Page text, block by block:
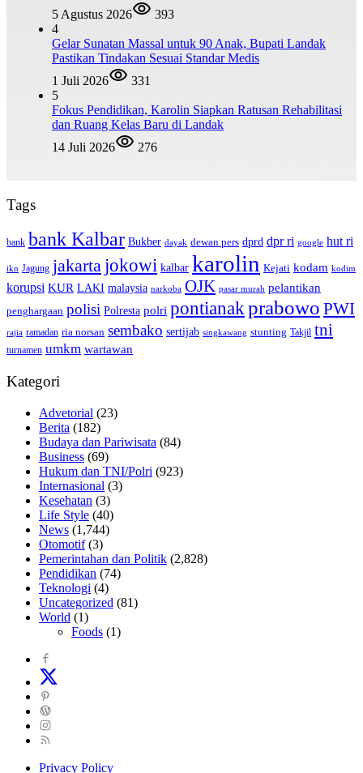
5 Agustus 2026
393
4
Gelar Sunatan Massal untuk 90 Anak, Bupati Landak
Pastikan Tindakan Sesuai Standar Medis
1 Juli 2026
331
5
Fokus Pendidikan, Karolin Siapkan Ratusan Rehabilitasi
dan Ruang Kelas Baru di Landak
14 Juli 2026
276
Tags
bank bank Kalbar Bukber dayak dewan pers dprd dpr ri google hut ri
ikn Jagung jakarta jokowi kalbar karolin Kejati kodam kodim
korupsi KUR LAKI malaysia narkoba OJK pasar murah pelantikan
penghargaan polisi Polresta polri pontianakprabowo PWI
rajia ramadan ria norsan sembako sertijab singkawang stunting Takjil tni
turnamen umkm wartawan
Kategori
Advetorial (23)
Berita (182)
Budaya dan Pariwisata (84)
Business (69)
Hukum dan TNI/Polri (923)
Internasional (3)
Kesehatan (3)
Life Style (40)
News (1,744)
Otomotif(3)
Pemerintahan dan Politik (2,828)
Pendidikan (74)
Teknologi (4)
Uncategorized (81)
World (1)
Foods (1)
Privacy Policy